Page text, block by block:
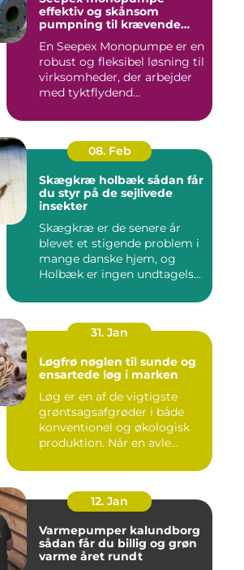
effektiv og skånsom
pumpning til krævende
En Seepex Monopumpe er en
robust og fleksibel løsning til
virksomheder, der arbejder
med tyktflydend...
08. Feb
Skægkræ holbæk sådan får
du styr på de sejlivede
insekter
Skægkræ er de senere år
blevet et stigende problem i
mange danske hjem, og
Holbæk er ingen undtagels...
31. Jan
Løgfrø nøglen til sunde og
ensartede løg i marken
Løg er en af de vigtigste
grøntsagsafgrøder i både
konventionel og økologisk
produktion. Når en avle...
12. Jan
Varmepumper kalundborg
sådan får du billig og grøn
varme året rundt